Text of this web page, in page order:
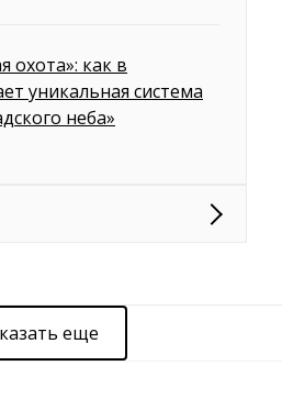
охота»: как в
уникальная система
неба»
еще